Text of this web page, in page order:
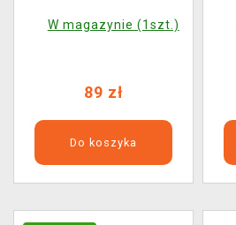
W magazynie (1szt.)
89 zł
Do koszyka